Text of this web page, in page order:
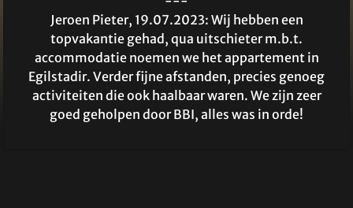
Jeroen Pieter, 19.07.2023: Wij hebben een
topvakantie gehad, qua uitschieter m.b.t.
accommodatie noemen we het appartement in
Egilstadir. Verder fijne afstanden, precies genoeg
activiteiten die ook haalbaar waren. We zijn zeer
goed geholpen door BBI, alles was in orde!